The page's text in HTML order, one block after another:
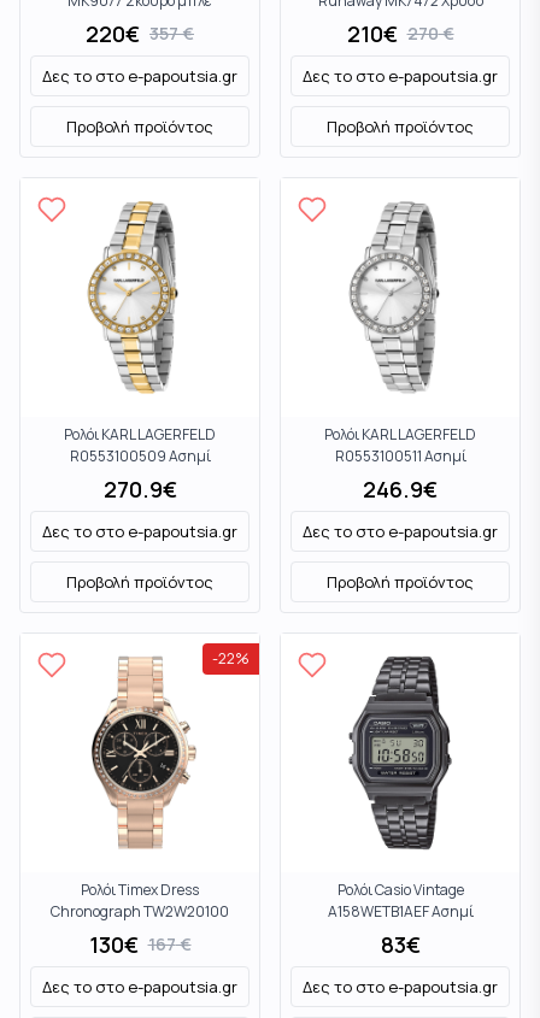
220€ 357€
Δες το στο e-papoutsia.gr
Προβολή προϊόντος
210€ 270€
Δες το στο e-papoutsia.gr
Προβολή προϊόντος
Ρολόι KARL LAGERFELD
R0553100509 Ασημί
270.9€
Δες το στο e-papoutsia.gr
Προβολή προϊόντος
Ρολόι KARL LAGERFELD
R0553100511 Ασημί
246.9€
Δες το στο e-papoutsia.gr
Προβολή προϊόντος
-22%
Ρολόι Timex Dress
Chronograph TW2W20100
Ροζ χρυσό
130€ 167€
Δες το στο e-papoutsia.gr
Ρολόι Casio Vintage
A158WETB1AEF Ασημί
83€
Δες το στο e-papoutsia.gr